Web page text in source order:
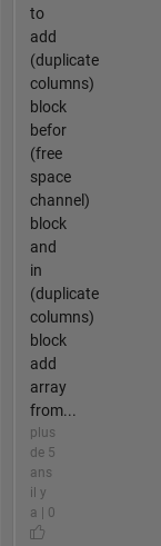
to
add
(duplicate
columns)
block
befor
(free
space
channel)
block
and
in
(duplicate
columns)
block
add
array
from...
plus
de 5
ans
il y
a | 0